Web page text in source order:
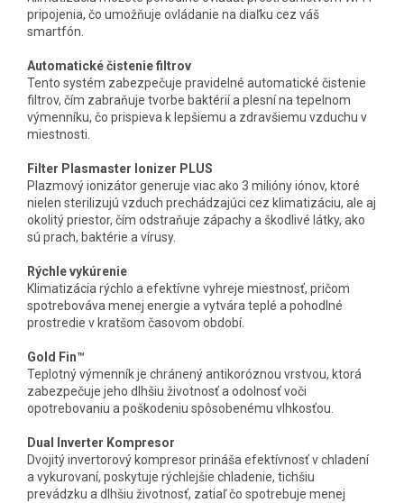
pripojenia, čo umožňuje ovládanie na diaľku cez váš
smartfón.
Automatické čistenie filtrov
Tento systém zabezpečuje pravidelné automatické čistenie
filtrov, čím zabraňuje tvorbe baktérií a plesní na tepelnom
výmenníku, čo prispieva k lepšiemu a zdravšiemu vzduchu v
miestnosti.
Filter Plasmaster Ionizer PLUS
Plazmový ionizátor generuje viac ako 3 milióny iónov, ktoré
nielen sterilizujú vzduch prechádzajúci cez klimatizáciu, ale aj
okolitý priestor, čím odstraňuje zápachy a škodlivé látky, ako
sú prach, baktérie a vírusy.
Rýchle vykúrenie
Klimatizácia rýchlo a efektívne vyhreje miestnosť, pričom
spotrebováva menej energie a vytvára teplé a pohodlné
prostredie v kratšom časovom období.
Gold Fin™
Teplotný výmenník je chránený antikoróznou vrstvou, ktorá
zabezpečuje jeho dlhšiu životnosť a odolnosť voči
opotrebovaniu a poškodeniu spôsobenému vlhkosťou.
Dual Inverter Kompresor
Dvojitý invertorový kompresor prináša efektívnosť v chladení
a vykurovaní, poskytuje rýchlejšie chladenie, tichšiu
prevádzku a dlhšiu životnosť, zatiaľ čo spotrebuje menej